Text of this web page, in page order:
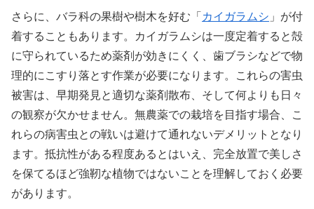
さらに、バラ科の果樹や樹木を好む「 カイガラムシ 」が付
着することもあります。カイガラムシは一度定着すると殻
に守られているため薬剤が効きにくく、歯ブラシなどで物
理的にこすり落とす作業が必要になります。これらの害虫
被害は、早期発見と適切な薬剤散布、そして何よりも日々
の観察が欠かせません。無農薬での栽培を目指す場合、こ
れらの病害虫との戦いは避けて通れないデメリットとなり
ます。抵抗性がある程度あるとはいえ、完全放置で美しさ
を保てるほど強靭な植物ではないことを理解しておく必要
があります。